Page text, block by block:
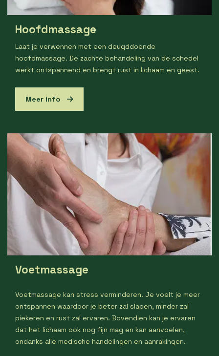
Hoofdmassage
Laat je verwennen met een deugddoende
hoofdmassage. De zachte behandeling van de schedel
werkt ontspannend en brengt rust in lichaam en geest.
Meer info
Voetmassage
Voetmassage kan stress verminderen. Je voelt je meer
ontspannen waardoor je beter zal slapen, minder zal
piekeren en rust zal ervaren. Bovendien kan je ervaren
dat het lichaam ook nog fijn mag en kan aanvoelen,
ondanks alle medische handelingen en aanrakingen.